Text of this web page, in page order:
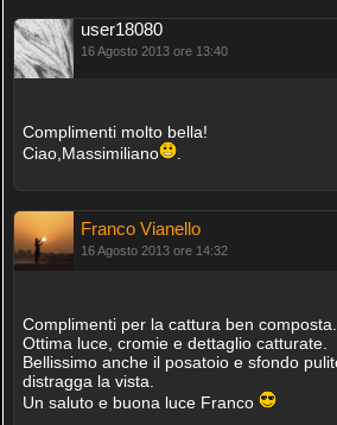
user18080
16 Agosto 2013 ore 13:40
Complimenti molto bella!
Ciao,Massimiliano
.
Franco Vianello
16 Agosto 2013 ore 14:32
Complimenti per la cattura ben composta.
Ottima luce, cromie e dettaglio catturate.
Bellissimo anche il posatoio e sfondo
distragga la vista.
Un saluto e buona luce Franco